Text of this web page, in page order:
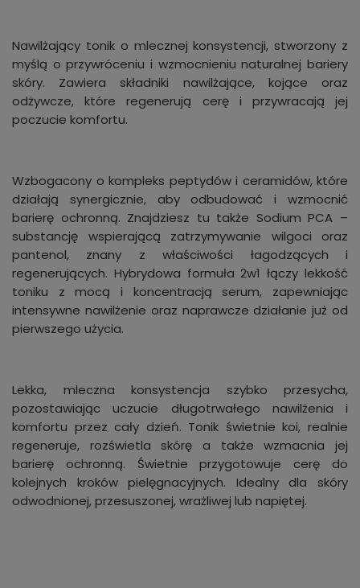
Nawilżający tonik o mlecznej konsystencji, stworzony z
myślą o przywróceniu i wzmocnieniu naturalnej bariery
skóry. Zawiera składniki nawilżające, kojące oraz
odżywcze, które regenerują cerę i przywracają jej
poczucie komfortu.
Wzbogacony o kompleks peptydów i ceramidów, które
działają synergicznie, aby odbudować i wzmocnić
barierę ochronną. Znajdziesz tu także Sodium PCA –
substancję wspierającą zatrzymywanie wilgoci oraz
pantenol, znany z właściwości łagodzących i
regenerujących. Hybrydowa formuła 2w1 łączy lekkość
toniku z mocą i koncentracją serum, zapewniając
intensywne nawilżenie oraz naprawcze działanie już od
pierwszego użycia.
Lekka, mleczna konsystencja szybko przesycha,
pozostawiając uczucie długotrwałego nawilżenia i
komfortu przez cały dzień. Tonik świetnie koi, realnie
regeneruje, rozświetla skórę a także wzmacnia jej
barierę ochronną. Świetnie przygotowuje cerę do
kolejnych kroków pielęgnacyjnych. Idealny dla skóry
odwodnionej, przesuszonej, wrażliwej lub napiętej.